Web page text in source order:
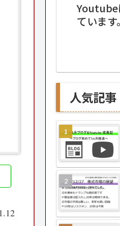
Youtube
ています。
人気記事